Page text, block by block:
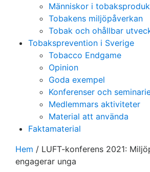
Människor i
Tobakens miljöpåverkan
Tobak och ohållbar
Tobaksprevention i Sverige
Tobacco Endgame
Opinion
Goda exempel
Konferenser och
Medlemmars aktiviteter
Material att använda
Faktamaterial
Hem / LUFT-konferens 2021:
engagerar unga